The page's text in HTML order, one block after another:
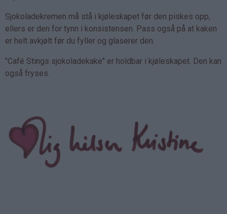
Sjokoladekremen må stå i kjøleskapet før den piskes opp,
ellers er den for tynn i konsistensen. Pass også på at kaken
er helt avkjølt før du fyller og glaserer den.
"Café Stings sjokoladekake" er holdbar i kjøleskapet. Den kan
også fryses.